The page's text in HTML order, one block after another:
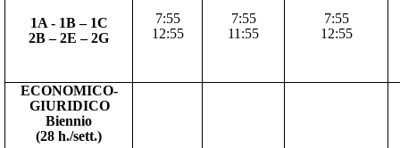
1A - 1B – 1C
2B – 2E – 2G
7:55
12:55
7:55
11:55
7:55
12:55
ECONOMICO-
GIURIDICO
Biennio
(28 h./sett.)